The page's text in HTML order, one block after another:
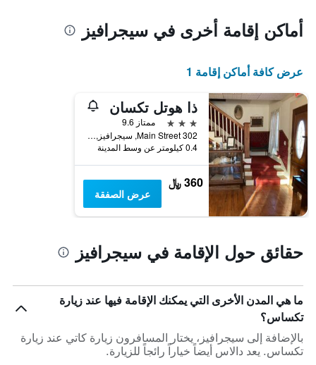
أماكن إقامة أخرى في سيجرافيز
عرض كافة أماكن إقامة 1
ذا هوتل تكسان
3 نجوم
ممتاز 9.6
302 Main Street, سيجرافيز, TX, الولايات المتحدة الأميريكية
0.4 كيلومتر عن وسط المدينة
360 ﷼
عرض الصفقة
حقائق حول الإقامة في سيجرافيز
ما هي المدن الأخرى التي يمكنك الإقامة فيها عند زيارة
تكساس؟
بالإضافة إلى سيجرافيز، يختار المسافرون زيارة كاتي عند زيارة
تكساس. يعد دالاس أيضاً خياراً رائجاً للزيارة.